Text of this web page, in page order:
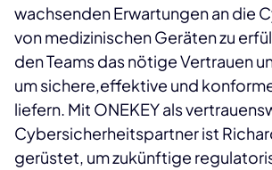
wachsenden Erwartungen an die
von medizinischen Geräten zu
den Teams das nötige Vertrauen
um sichere,effektive und
liefern. Mit ONEKEY als
Cybersicherheitspartner ist
gerüstet, um zukünftige